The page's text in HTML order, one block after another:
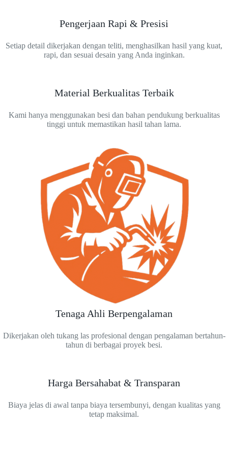
Pengerjaan Rapi & Presisi
Setiap detail dikerjakan dengan teliti, menghasilkan hasil yang kuat,
rapi, dan sesuai desain yang Anda inginkan.
Material Berkualitas Terbaik
Kami hanya menggunakan besi dan bahan pendukung berkualitas
tinggi untuk memastikan hasil tahan lama.
Tenaga Ahli Berpengalaman
Dikerjakan oleh tukang las profesional dengan pengalaman bertahun-
tahun di berbagai proyek besi.
Harga Bersahabat & Transparan
Biaya jelas di awal tanpa biaya tersembunyi, dengan kualitas yang
tetap maksimal.